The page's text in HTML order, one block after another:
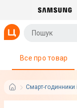
Смарт-годинники
Все про товар